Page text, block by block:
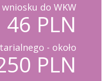
do WKW
46 PLN
- około
PLN